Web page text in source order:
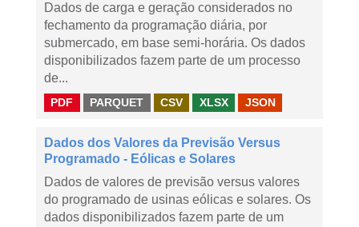
Dados de carga e geração considerados no
fechamento da programação diária, por
submercado, em base semi-horária. Os dados
disponibilizados fazem parte de um processo
de...
PDF PARQUET CSV XLSX JSON
Dados dos Valores da Previsão Versus
Programado - Eólicas e Solares
Dados de valores de previsão versus valores
do programado de usinas eólicas e solares. Os
dados disponibilizados fazem parte de um